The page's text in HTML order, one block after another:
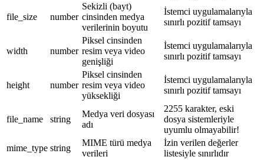
file_size number
Sekizli (bayt)
cinsinden medya
verilerinin boyutu
İstemci uygulamalarıyla
sınırlı pozitif tamsayı
width number
Piksel cinsinden
resim veya video
genişliği
İstemci uygulamalarıyla
sınırlı pozitif tamsayı
height number
Piksel cinsinden
resim veya video
yüksekliği
İstemci uygulamalarıyla
sınırlı pozitif tamsayı
file_name string
Medya veri dosyası
adı
2255 karakter, eski
dosya sistemleriyle
uyumlu olmayabilir!
mime_type string
MIME türü medya
verileri
İzin verilen değerler
listesiyle sınırlıdır